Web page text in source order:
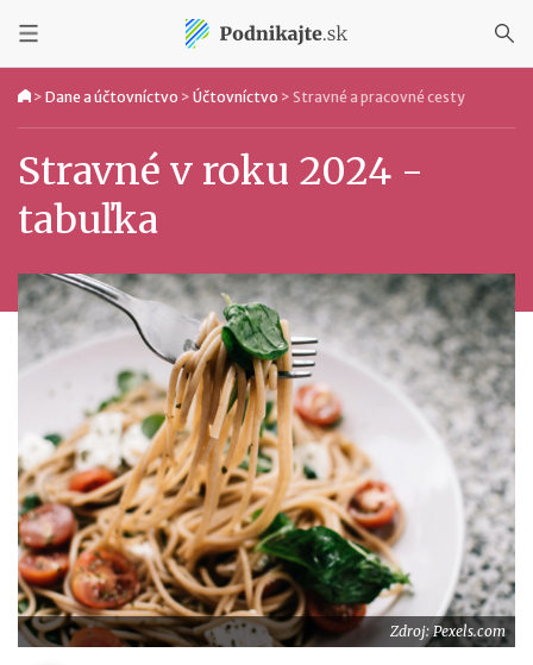
> Dane a účtovníctvo > Účtovníctvo > Stravné a pracovné cesty
Stravné v roku 2024 -
tabuľka
Zdroj: Pexels.com